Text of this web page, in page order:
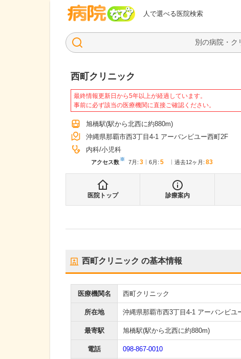
人で選べる医院検索
病院なび
西町クリニック
最終情報更新日から5年以上が経過しています。
事前に必ず該当の医療機関に直接ご確認ください。
旭橋駅(駅から北西に約880m)
沖縄県那覇市西3丁目4-1 アーバンビユー西町2F
内科 小児科
アクセス数※ 7月 : 3 6月 : 5 過去12ヶ月: 83
医院トップ 診療案内
西町クリニック の基本情報
医療機関名 西町クリニック
所在地 沖縄県那覇市西3丁目4-1 アーバンビユ
最寄駅 旭橋駅(駅から北西に約880m)
電話 098-867-0010